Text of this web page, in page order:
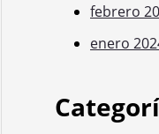
febrero
enero